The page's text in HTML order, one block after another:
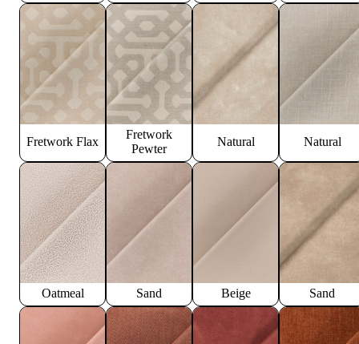
Fretwork Flax
Fretwork
Pewter
Natural Natural
Oatmeal Sand Beige Sand